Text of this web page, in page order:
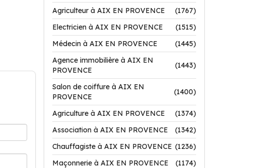
Agriculteur à AIX EN PROVENCE
(1767)
Electricien à AIX EN PROVENCE
(1515)
Médecin à AIX EN PROVENCE
(1445)
Agence immobilière à AIX EN
PROVENCE
(1443)
Salon de coiffure à AIX EN
PROVENCE
(1400)
Agriculture à AIX EN PROVENCE
(1374)
Association à AIX EN PROVENCE
(1342)
Chauffagiste à AIX EN PROVENCE (1236)
Maçonnerie à AIX EN PROVENCE
(1174)